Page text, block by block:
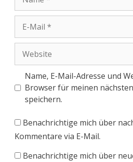
Name, E-Mail-Adresse und
Browser für meinen
speichern.
Benachrichtige mich über
Kommentare via E-Mail.
Benachrichtige mich über